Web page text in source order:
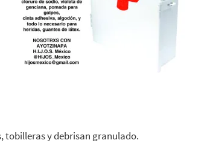
tobilleras y debrisan granulado.